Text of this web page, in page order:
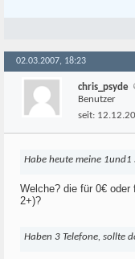
02.03.2007, 18:23
chris_psyde
Benutzer
seit:
Habe heute meine 1und1
Welche? die für 0€
2+)?
Haben 3 Telefone, sollte